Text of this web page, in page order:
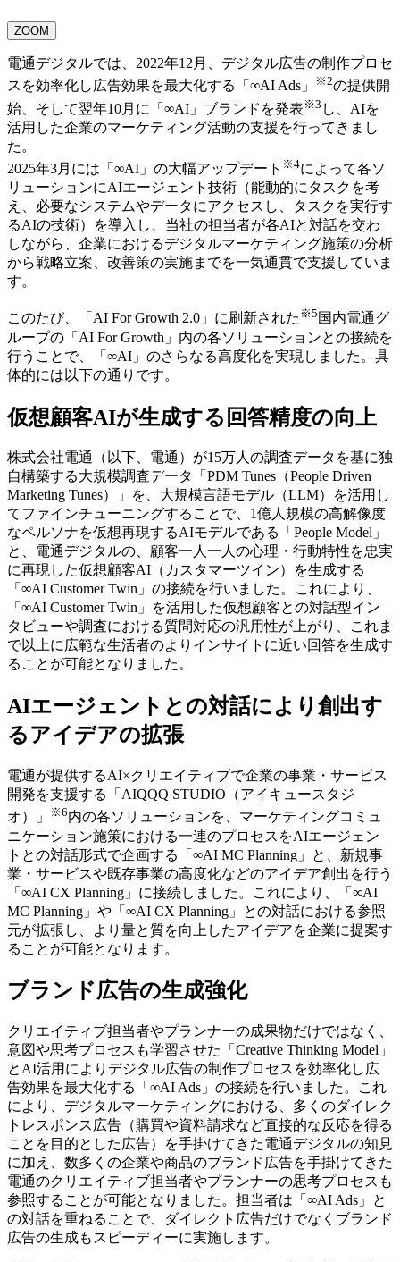
ZOOM
電通デジタルでは、2022年12月、デジタル広告の制作プロセ
スを効率化し広告効果を最大化する「∞AI Ads」
※2の提供開
始、そして翌年10月に「∞AI」ブランドを発表 ※3 し、AIを
活用した企業のマーケティング活動の支援を行ってきまし
た。
2025年3月には「∞AI」の大幅アップデート ※4によって各ソ
リューションにAIエージェント技術（能動的にタスクを考
え、必要なシステムやデータにアクセスし、タスクを実行す
るAIの技術）を導入し、当社の担当者が各AIと対話を交わ
しながら、企業におけるデジタルマーケティング施策の分析
から戦略立案、改善策の実施までを一気通貫で支援していま
す。
このたび、「AI For Growth 2.0」に刷新された ※5 国内電通グ
ループの「AI For Growth」内の各ソリューションとの接続を
行うことで、「∞AI」のさらなる高度化を実現しました。具
体的には以下の通りです。
仮想顧客AIが生成する回答精度の向上
株式会社電通（以下、電通）が15万人の調査データを基に独
自構築する大規模調査データ「PDM Tunes（People Driven
Marketing Tunes）」を、大規模言語モデル（LLM）を活用し
てファインチューニングすることで、1億人規模の高解像度
なペルソナを仮想再現するAIモデルである「People Model」
と、電通デジタルの、顧客一人一人の心理・行動特性を忠実
に再現した仮想顧客AI（カスタマーツイン）を生成する
「∞AI Customer Twin」の接続を行いました。これにより、
「∞AI Customer Twin」を活用した仮想顧客との対話型イン
タビューや調査における質問対応の汎用性が上がり、これま
で以上に広範な生活者のよりインサイトに近い回答を生成す
ることが可能となりました。
AIエージェントとの対話により創出す
るアイデアの拡張
電通が提供するAI×クリエイティブで企業の事業・サービス
開発を支援する「AIQQQ STUDIO（アイキュースタジ
オ）」
※6内の各ソリューションを、マーケティングコミュ
ニケーション施策における一連のプロセスをAIエージェン
トとの対話形式で企画する「∞AI MC Planning」と、新規事
業・サービスや既存事業の高度化などのアイデア創出を行う
「∞AI CX Planning」に接続しました。これにより、「∞AI
MC Planning」や「∞AI CX Planning」との対話における参照
元が拡張し、より量と質を向上したアイデアを企業に提案す
ることが可能となります。
ブランド広告の生成強化
クリエイティブ担当者やプランナーの成果物だけではなく、
意図や思考プロセスも学習させた「Creative Thinking Model」
とAI活用によりデジタル広告の制作プロセスを効率化し広
告効果を最大化する「∞AI Ads」の接続を行いました。これ
により、デジタルマーケティングにおける、多くのダイレク
トレスポンス広告（購買や資料請求など直接的な反応を得る
ことを目的とした広告）を手掛けてきた電通デジタルの知見
に加え、数多くの企業や商品のブランド広告を手掛けてきた
電通のクリエイティブ担当者やプランナーの思考プロセスも
参照することが可能となりました。担当者は「∞AI Ads」と
の対話を重ねることで、ダイレクト広告だけでなくブランド
広告の生成もスピーディーに実施します。